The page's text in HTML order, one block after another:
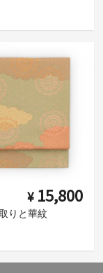
¥ 15,800
りと華紋